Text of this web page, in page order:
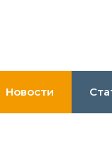
Новости